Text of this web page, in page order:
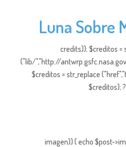
Luna Sobre
credits)); $creditos =
("lib/","http://
$creditos = str_replace
$creditos);
imagen)) { echo $post-